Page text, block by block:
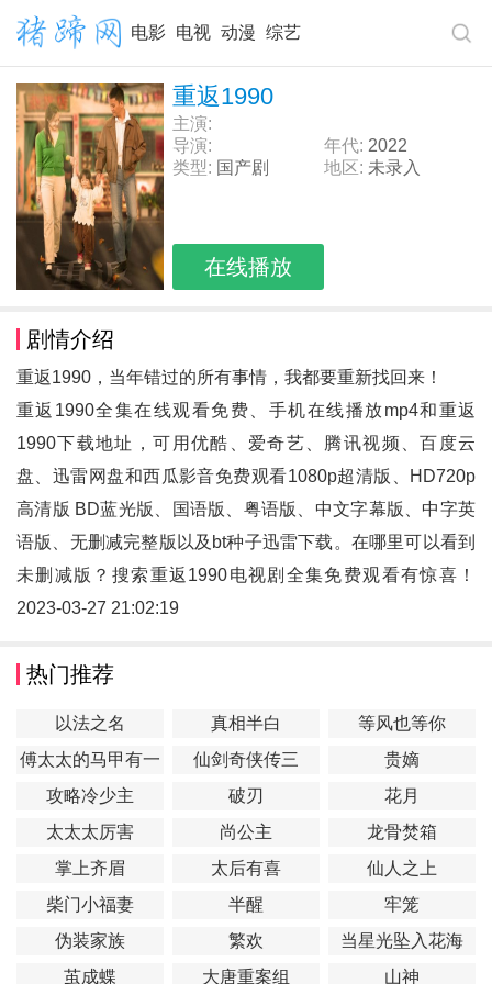
电影 电视 动漫 综艺
重返1990
主演:
导演:
年代: 2022
类型: 国产剧 地区: 未录入
在线播放
剧情介绍
重返1990，当年错过的所有事情，我都要重新找回来！
重返1990全集在线观看免费、手机在线播放mp4和重返
1990下载地址，可用优酷、爱奇艺、腾讯视频、百度云
盘、迅雷网盘和西瓜影音免费观看1080p超清版、HD720p
高清版 BD蓝光版、国语版、粤语版、中文字幕版、中字英
语版、无删减完整版以及bt种子迅雷下载。在哪里可以看到
未删减版？搜索重返1990电视剧全集免费观看有惊喜！
2023-03-27 21:02:19
热门推荐
以法之名 真相半白
等风也等你
傅太太的马甲有一
点多
仙剑奇侠传三
贵嫡
攻略冷少主
破刃
花月
太太太厉害
尚公主
龙骨焚箱
掌上齐眉
太后有喜
仙人之上
柴门小福妻
半醒
牢笼
伪装家族
繁欢
当星光坠入花海
茧成蝶
大唐重案组 山神